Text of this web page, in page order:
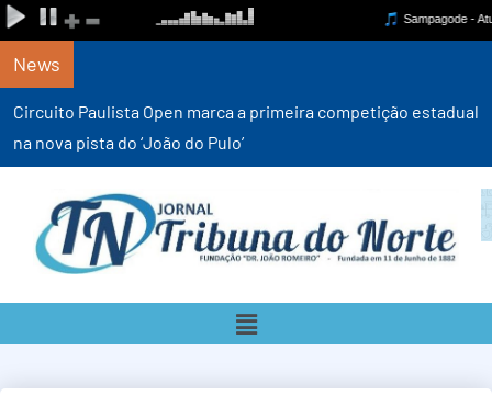
News
Circuito Paulista Open marca a primeira competição estadual
na nova pista do ‘João do Pulo’